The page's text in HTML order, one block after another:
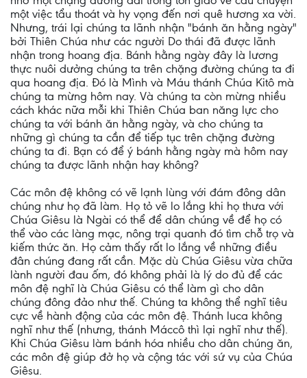
một việc tẩu thoát và hy vọng đến nơi quê hương xa vời.
Nhưng, trái lại chúng ta lãnh nhận "bánh ăn hằng ngày"
bởi Thiên Chúa như các người Do thái đã được lãnh
nhận trong hoang địa. Bánh hằng ngày đây là lương
thực nuôi dưởng chúng ta trên chặng đường chúng ta đi
qua hoang địa. Đó là Mình và Máu thánh Chúa Kitô mà
chúng ta mừng hôm nay. Và chúng ta còn mừng nhiều
cách khác nữa mỗi khi Thiên Chúa ban năng lực cho
chúng ta với bánh ăn hằng ngày, và cho chúng ta
những gì chúng ta cần để tiếp tục trên chặng đường
chúng ta đi. Bạn có để ý bánh hằng ngày mà hôm nay
chúng ta được lãnh nhận hay không?
Các môn đệ không có vẽ lạnh lùng với đám đông dân
chúng như họ đã làm. Họ tỏ vẽ lo lắng khi họ thưa với
Chúa Giêsu là Ngài có thể để dân chúng về để họ có
thể vào các làng mạc, nông trại quanh đó tìm chỗ trọ và
kiếm thức ăn. Họ cảm thấy rất lo lắng về những điều
đân chúng đang rất cần. Mặc dù Chúa Giêsu vừa chữa
lành người đau ốm, đó không phải là lý do đủ để các
môn đệ nghĩ là Chúa Giêsu có thể làm gì cho dân
chúng đông đảo như thế. Chúng ta không thể nghĩ tiêu
cực về hành động của các môn đệ. Thánh luca không
nghĩ như thế (nhưng, thánh Máccô thì lại nghĩ như thế).
Khi Chúa Giêsu làm bánh hóa nhiều cho dân chúng ăn,
các môn đệ giúp đở họ và cộng tác với sứ vụ của Chúa
Giêsu.